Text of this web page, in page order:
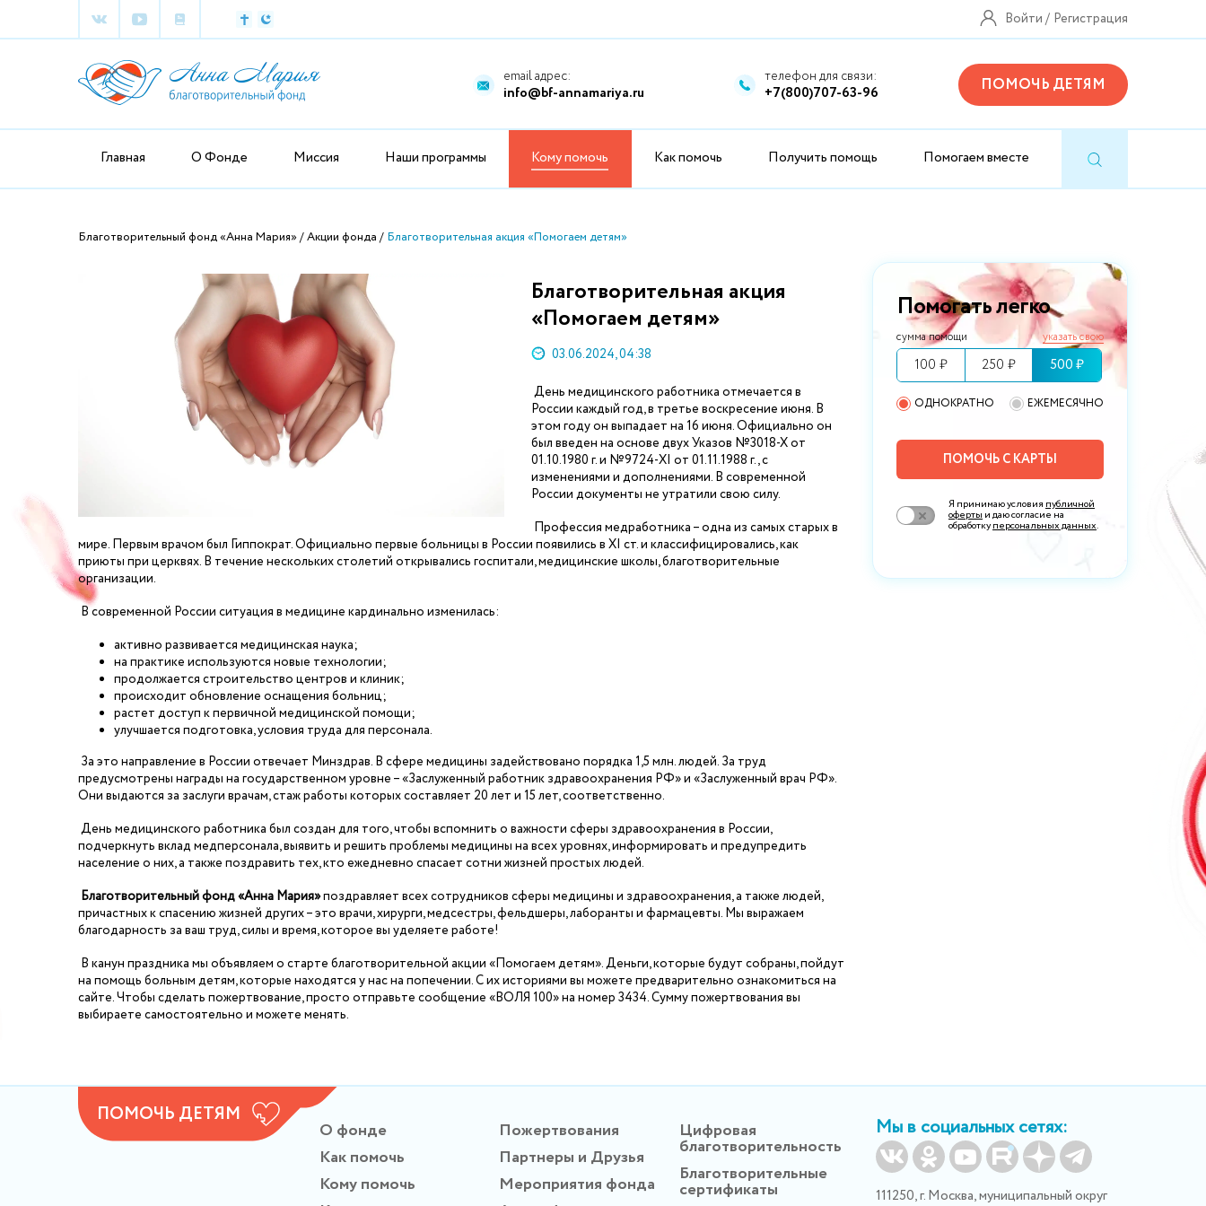
Войти Регистрация
email адрес:
info@bf-annamariya.ru
телефон для связи:
+7(800)707-63-96 ПОМОЧЬ ДЕТЯМ
Главная О Фонде Миссия Наши программы Кому помочь Как помочь Получить помощь Помогаем вместе
Благотворительный фонд «Анна Мария» Акции фонда Благотворительная акция «Помогаем детям»
Помогать легко
сумма помощи указать свою
100 ₽ 250 ₽ 500 ₽
ОДНОКРАТНО ЕЖЕМЕСЯЧНО
ПОМОЧЬ С КАРТЫ
Я принимаю условия публичной
оферты и даю согласие на
обработкуперсональных данных.
Благотворительная акция
«Помогаем детям»
03.06.2024, 04:38
День медицинского работника отмечается в
России каждый год, в третье воскресение июня. В
этом году он выпадает на 16 июня. Официально он
был введен на основе двух Указов №3018-Х от
01.10.1980 г. и №9724-XI от 01.11.1988 г., с
изменениями и дополнениями. В современной
России документы не утратили свою силу.
Профессия медработника – одна из самых старых в
мире. Первым врачом был Гиппократ. Официально первые больницы в России появились в XI ст. и классифицировались, как
приюты при церквях. В течение нескольких столетий открывались госпитали, медицинские школы, благотворительные
организации.
В современной России ситуация в медицине кардинально изменилась:
активно развивается медицинская наука;
на практике используются новые технологии;
продолжается строительство центров и клиник;
происходит обновление оснащения больниц;
растет доступ к первичной медицинской помощи;
улучшается подготовка, условия труда для персонала.
За это направление в России отвечает Минздрав. В сфере медицины задействовано порядка 1,5 млн. людей. За труд
предусмотрены награды на государственном уровне – «Заслуженный работник здравоохранения РФ» и «Заслуженный врач РФ».
Они выдаются за заслуги врачам, стаж работы которых составляет 20 лет и 15 лет, соответственно.
День медицинского работника был создан для того, чтобы вспомнить о важности сферы здравоохранения в России,
подчеркнуть вклад медперсонала, выявить и решить проблемы медицины на всех уровнях, информировать и предупредить
население о них, а также поздравить тех, кто ежедневно спасает сотни жизней простых людей.
Благотворительный фонд «Анна Мария»поздравляет всех сотрудников сферы медицины и здравоохранения, а также людей,
причастных к спасению жизней других – это врачи, хирурги, медсестры, фельдшеры, лаборанты и фармацевты. Мы выражаем
благодарность за ваш труд, силы и время, которое вы уделяете работе!
В канун праздника мы объявляем о старте благотворительной акции «Помогаем детям». Деньги, которые будут собраны, пойдут
на помощь больным детям, которые находятся у нас на попечении. С их историями вы можете предварительно ознакомиться на
сайте. Чтобы сделать пожертвование, просто отправьте сообщение «ВОЛЯ 100» на номер 3434. Сумму пожертвования вы
выбираете самостоятельно и можете менять.
ПОМОЧЬ ДЕТЯМ
О фонде
Как помочь
Кому помочь
Пожертвования
Партнеры и Друзья
Мероприятия фонда
Цифровая
благотворительность
Благотворительные
сертификаты
Мы в социальных сетях:
111250, г. Москва, муниципальный округ